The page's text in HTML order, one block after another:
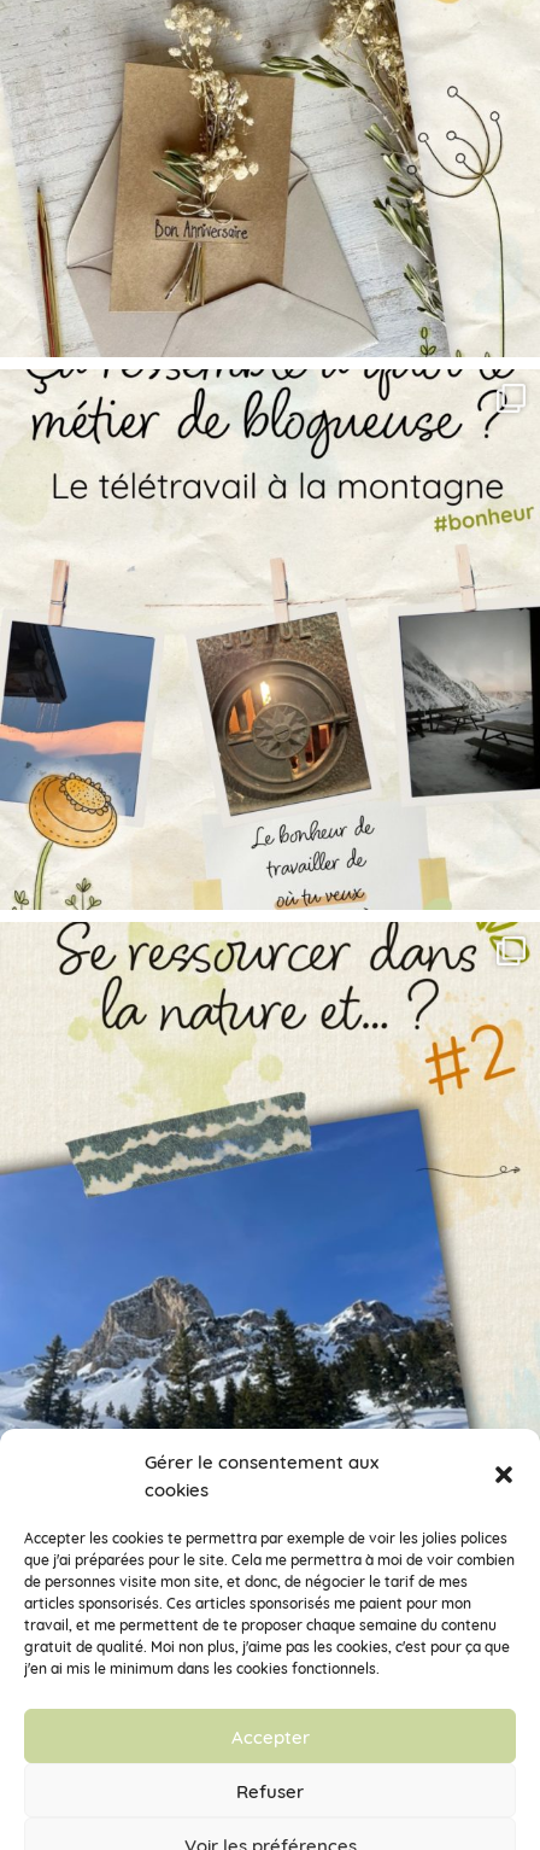
Gérer le consentement aux
cookies
Accepter les cookies te permettra par exemple de voir les jolies polices
que j'ai préparées pour le site. Cela me permettra à moi de voir combien
de personnes visite mon site, et donc, de négocier le tarif de mes
articles sponsorisés. Ces articles sponsorisés me paient pour mon
travail, et me permettent de te proposer chaque semaine du contenu
gratuit de qualité. Moi non plus, j'aime pas les cookies, c'est pour ça que
j'en ai mis le minimum dans les cookies fonctionnels.
Accepter
Refuser
Voir les préférences
Encore des photos !
Clémentine la Mandarine fait partie de la Coopérative d’Activités et
d’EmploiVecteur Activités
33 rue des déportés du 11 novembre 1943, 38100 Grenoble – SARL
SCOP à capital variable – RCS de Grenoble 448 355 156 – SIRET 448
Conditions générales de vente